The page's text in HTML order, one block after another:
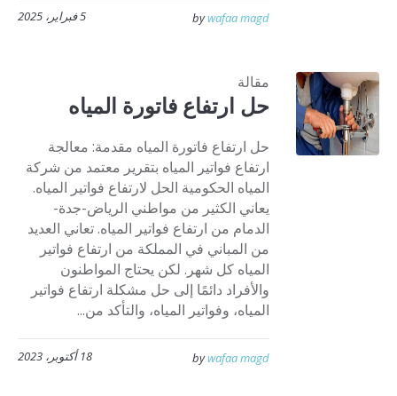
5 فبراير، 2025 bywafaa magd
مقالة
حل ارتفاع فاتورة المياه
حل ارتفاع فاتورة المياه مقدمة: معالجة
ارتفاع فواتير المياه بتقرير معتمد من شركة
المياه الحكومية الحل لارتفاع فواتير المياه.
يعاني الكثير من مواطني الرياض-جدة-
الدمام من ارتفاع فواتير المياه. تعاني العديد
من المباني في المملكة من ارتفاع فواتير
المياه كل شهر. لكن يحتاج المواطنون
والأفراد دائمًا إلى حل مشكلة ارتفاع فواتير
المياه، وفواتير المياه، والتأكد من...
18 أكتوبر، 2023 bywafaa magd